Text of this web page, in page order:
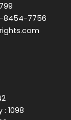
8454-7756
1098